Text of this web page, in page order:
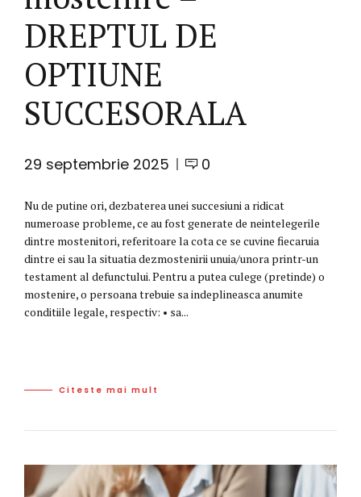
DREPTUL DE
OPTIUNE
SUCCESORALA
29 septembrie 2025 0
Nu de putine ori, dezbaterea unei succesiuni a ridicat
numeroase probleme, ce au fost generate de neintelegerile
dintre mostenitori, referitoare la cota ce se cuvine fiecaruia
dintre ei sau la situatia dezmostenirii unuia/unora printr-un
testament al defunctului. Pentru a putea culege (pretinde) o
mostenire, o persoana trebuie sa indeplineasca anumite
conditiile legale, respectiv: • sa...
Citeste mai mult